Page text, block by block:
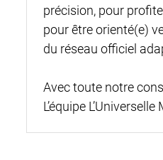
précision, pour
pour être orienté(e)
du réseau officiel
Avec toute notre
L’équipe L’Universelle